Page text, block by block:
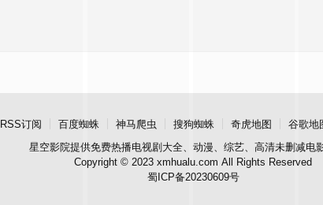
RSS订阅 百度蜘蛛 神马爬虫 搜狗蜘蛛 奇虎地图 谷歌地
星空影院提供免费热播电视剧大全、动漫、综艺、高清未删减电
Copyright © 2023 xmhualu.com All Rights Reserved
蜀ICP备20230609号